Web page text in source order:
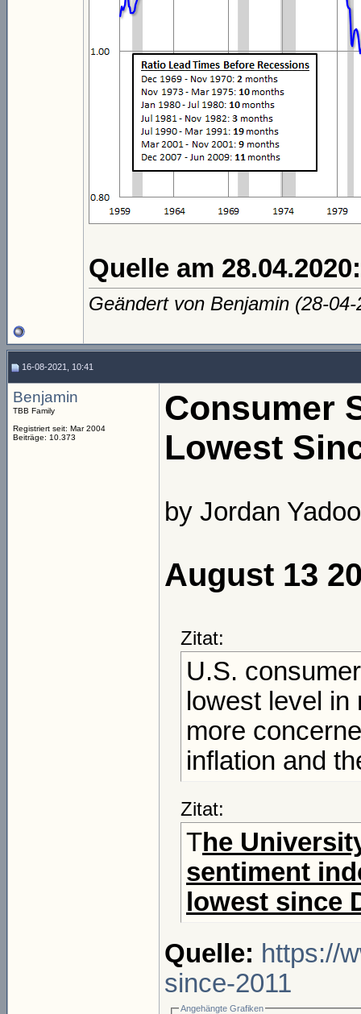
Quelle am
Geändert von Benjamin (28-
16-08-2021, 10:41
Benjamin
TBB Family
Registriert seit: Mar 2004
Beiträge: 10.373
Consumer
Lowest
by Jordan Yadoo
August 13
Zitat:
U.S.
lowest level
more
inflation and
Zitat:
The
sentiment
lowest since
Quelle: https://
since-2011
Angehängte Grafiken